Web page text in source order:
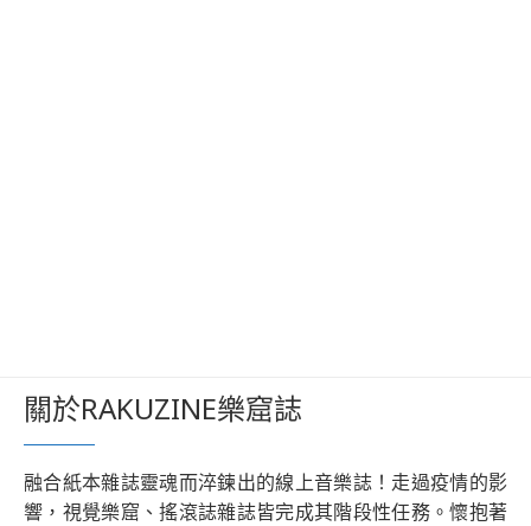
關於RAKUZINE樂窟誌
融合紙本雜誌靈魂而淬鍊出的線上音樂誌！走過疫情的影
響，視覺樂窟、搖滾誌雜誌皆完成其階段性任務。懷抱著